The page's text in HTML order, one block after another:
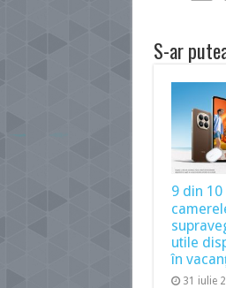
S-ar
9 din
utile
în
31 iulie